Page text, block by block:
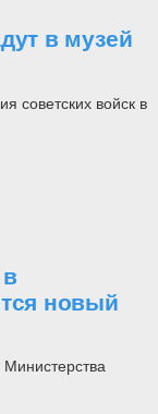
в музей
советских войск в
новый